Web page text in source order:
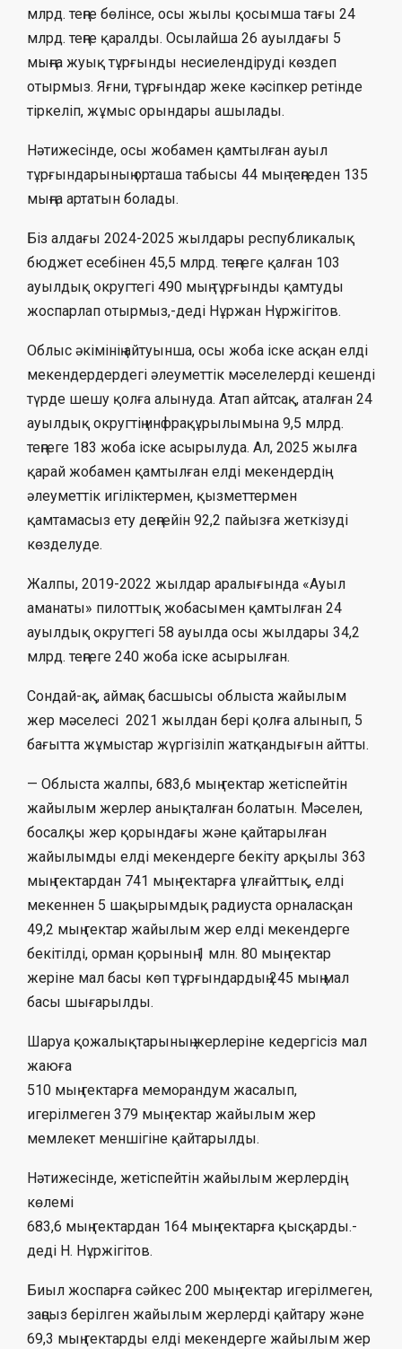
млрд. теңге бөлінсе, осы жылы қосымша тағы 24
млрд. теңге қаралды. Осылайша 26 ауылдағы 5
мыңға жуық тұрғынды несиелендіруді көздеп
отырмыз. Яғни, тұрғындар жеке кәсіпкер ретінде
тіркеліп, жұмыс орындары ашылады.
Нәтижесінде, осы жобамен қамтылған ауыл
тұрғындарының орташа табысы 44 мың теңгеден 135
мыңға артатын болады.
Біз алдағы 2024-2025 жылдары республикалық
бюджет есебінен 45,5 млрд. теңгеге қалған 103
ауылдық округтегі 490 мың тұрғынды қамтуды
жоспарлап отырмыз,-деді Нұржан Нұржігітов.
Облыс әкімінің айтуынша, осы жоба іске асқан елді
мекендердердегі әлеуметтік мәселелерді кешенді
түрде шешу қолға алынуда. Атап айтсақ, аталған 24
ауылдық округтің инфрақұрылымына 9,5 млрд.
теңгеге 183 жоба іске асырылуда. Ал, 2025 жылға
қарай жобамен қамтылған елді мекендердің
әлеуметтік игіліктермен, қызметтермен
қамтамасыз ету деңгейін 92,2 пайызға жеткізуді
көзделуде.
Жалпы, 2019-2022 жылдар аралығында «Ауыл
аманаты» пилоттық жобасымен қамтылған 24
ауылдық округтегі 58 ауылда осы жылдары 34,2
млрд. теңгеге 240 жоба іске асырылған.
Сондай-ақ, аймақ басшысы облыста жайылым
жер мәселесі 2021 жылдан бері қолға алынып, 5
бағытта жұмыстар жүргізіліп жатқандығын айтты.
— Облыста жалпы, 683,6 мың гектар жетіспейтін
жайылым жерлер анықталған болатын. Мәселен,
босалқы жер қорындағы және қайтарылған
жайылымды елді мекендерге бекіту арқылы 363
мың гектардан 741 мың гектарға ұлғайттық, елді
мекеннен 5 шақырымдық радиуста орналасқан
49,2 мың гектар жайылым жер елді мекендерге
бекітілді, орман қорының 1 млн. 80 мың гектар
жеріне мал басы көп тұрғындардың 245 мың мал
басы шығарылды.
Шаруа қожалықтарының жерлеріне кедергісіз мал
жаюға
510 мың гектарға меморандум жасалып,
игерілмеген 379 мың гектар жайылым жер
мемлекет меншігіне қайтарылды.
Нәтижесінде, жетіспейтін жайылым жерлердің
көлемі
683,6 мың гектардан 164 мың гектарға қысқарды.-
деді Н. Нұржігітов.
Биыл жоспарға сәйкес 200 мың гектар игерілмеген,
заңсыз берілген жайылым жерлерді қайтару және
69,3 мың гектарды елді мекендерге жайылым жер